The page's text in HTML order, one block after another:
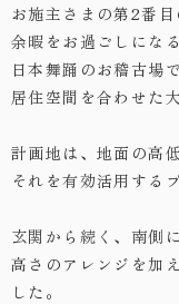
お施主さまの第2番目
余暇をお過ごしにな
日本舞踊のお稽古場
居住空間を合わせた
計画地は、地面の高
それを有効活用する
玄関から続く、南側
高さのアレンジを加
した。